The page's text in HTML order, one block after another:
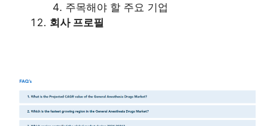
주목해야 할 주요 기업
회사 프로필